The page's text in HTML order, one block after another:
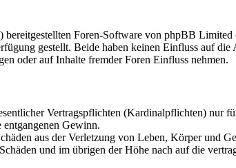
bereitgestellten Foren-Software von phpBB
gestellt. Beide haben keinen Einfluss auf
oder auf Inhalte fremder Foren Einfluss nehmen.
Vertragspflichten (Kardinalpflichten) nur
Gewinn.
aus der Verletzung von Leben, Körper und
und im übrigen der Höhe nach auf die